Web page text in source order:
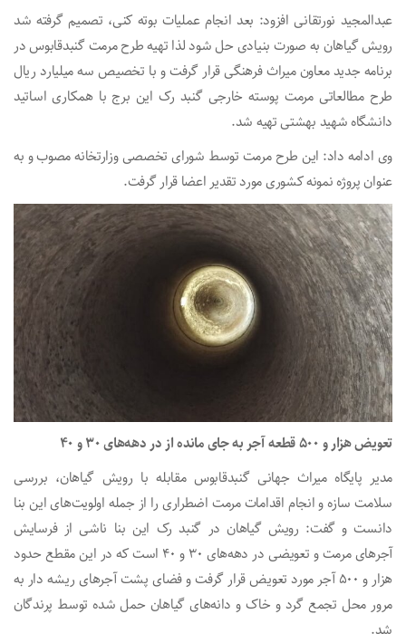
عبدالمجید نورتقانی افزود: بعد انجام عملیات بوته کنی، تصمیم گرفته شد
رویش گیاهان به صورت بنیادی حل شود لذا تهیه طرح مرمت گنبدقابوس در
برنامه جدید معاون میراث فرهنگی قرار گرفت و با تخصیص سه میلیارد ریال
طرح مطالعاتی مرمت پوسته خارجی گنبد رک این برج با همکاری اساتید
دانشگاه شهید بهشتی تهیه شد.
وی ادامه داد: این طرح مرمت توسط شورای تخصصی وزارتخانه مصوب و به
عنوان پروژه نمونه کشوری مورد تقدیر اعضا قرار گرفت.
تعویض هزار و ۵۰۰ قطعه آجر به جای مانده از در دهه‌های ۳۰ و ۴۰
مدیر پایگاه میراث جهانی گنبدقابوس مقابله با رویش گیاهان، بررسی
سلامت سازه و انجام اقدامات مرمت اضطراری را از جمله اولویت‌های این بنا
دانست و گفت: رویش گیاهان در گنبد رک این بنا ناشی از فرسایش
آجرهای مرمت و تعویضی در دهه‌های ۳۰ و ۴۰ است که در این مقطع حدود
هزار و ۵۰۰ آجر مورد تعویض قرار گرفت و فضای پشت آجرهای ریشه دار به
مرور محل تجمع گرد و خاک و دانه‌های گیاهان حمل شده توسط پرندگان
شد.